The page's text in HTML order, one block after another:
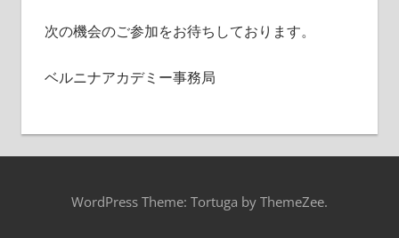
次の機会のご参加をお待ちしております。
ベルニナアカデミー事務局
WordPress Theme: Tortuga by ThemeZee.